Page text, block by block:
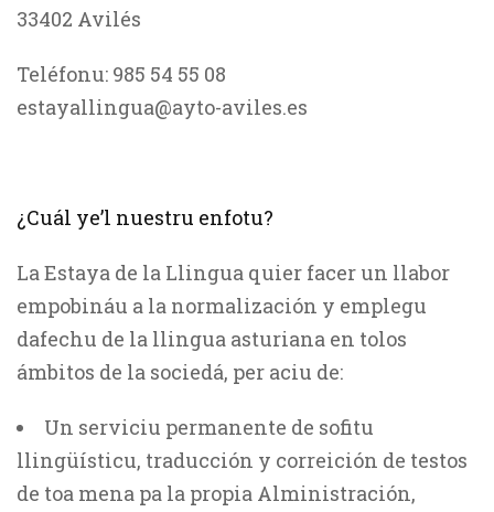
33402 Avilés
Teléfonu: 985 54 55 08
estayallingua@ayto-aviles.es
¿Cuál ye’l nuestru enfotu?
La Estaya de la Llingua quier facer un llabor
empobináu a la normalización y emplegu
dafechu de la llingua asturiana en tolos
ámbitos de la sociedá, per aciu de:
Un serviciu permanente de sofitu
llingüísticu, traducción y correición de testos
de toa mena pa la propia Alministración,